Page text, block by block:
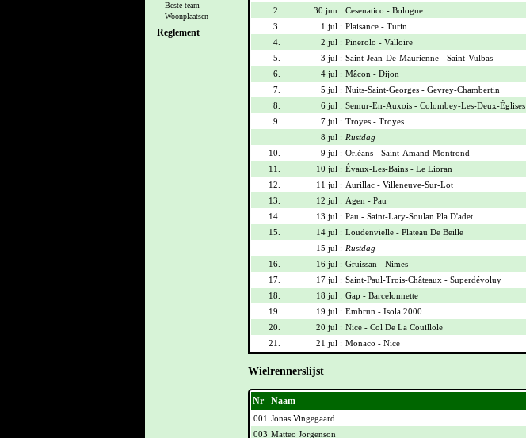
Beste team
Woonplaatsen
Reglement
2.
30 jun : Cesenatico - Bologne
3.
1 jul : Plaisance - Turin
4.
2 jul : Pinerolo - Valloire
5.
3 jul : Saint-Jean-De-Maurienne - Saint-Vulbas
6.
4 jul : Mâcon - Dijon
7.
5 jul : Nuits-Saint-Georges - Gevrey-Chambertin
8.
6 jul : Semur-En-Auxois - Colombey-Les-Deux-Églises
9.
7 jul : Troyes - Troyes
8 jul : Rustdag
10.
9 jul : Orléans - Saint-Amand-Montrond
11.
10 jul : Évaux-Les-Bains - Le Lioran
12.
11 jul : Aurillac - Villeneuve-Sur-Lot
13.
12 jul : Agen - Pau
14.
13 jul : Pau - Saint-Lary-Soulan Pla D'adet
15.
14 jul : Loudenvielle - Plateau De Beille
15 jul : Rustdag
16.
16 jul : Gruissan - Nimes
17.
17 jul : Saint-Paul-Trois-Châteaux - Superdévoluy
18.
18 jul : Gap - Barcelonnette
19.
19 jul : Embrun - Isola 2000
20.
20 jul : Nice - Col De La Couillole
21.
21 jul : Monaco - Nice
Wielrennerslijst
Nr Naam
001 Jonas Vingegaard
003 Matteo Jorgenson